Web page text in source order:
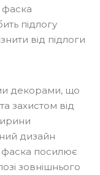
фаска
підлогу
від підлоги
декорами, що
захистом від
дизайн
фаска посилює
зовнішнього